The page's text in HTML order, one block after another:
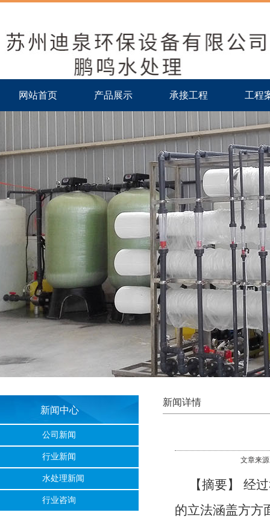
网站首页 产品展示 承接工程 工程
新闻中心
公司新闻
行业新闻
水处理新闻
行业咨询
新闻详情
文章来
【摘要】 经
的立法涵盖方方